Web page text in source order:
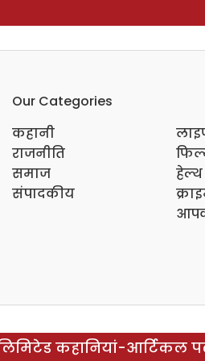
Our Categories
कहानी
राजनीति
समाज
संपादकीय
हेल्थ
कहानियां-आर्टिकल